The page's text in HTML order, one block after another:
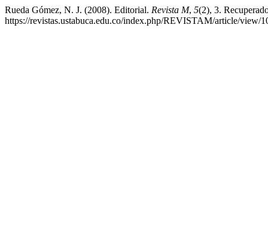
Rueda Gómez, N. J. (2008). Editorial. Revista M, 5(2), 3.
https://revistas.ustabuca.edu.co/index.php/REVISTAM/article/view/